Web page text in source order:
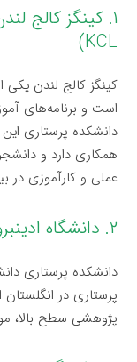
KCL)
کینگز کالج لندن یکی
است و برنامه‌های
دانشکده پرستاری
همکاری دارد و
عملی و کارآموزی در
۲. دانشگاه ادینبرو (University of Edinburgh)
دانشکده پرستاری
پرستاری در
پژوهشی سطح بالا،